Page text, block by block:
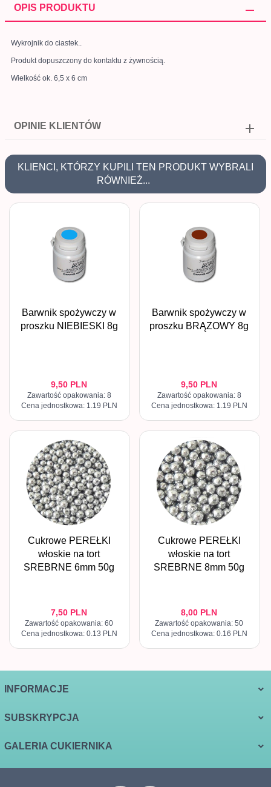
OPIS PRODUKTU
Wykrojnik do ciastek..
Produkt dopuszczony do kontaktu z żywnością.
Wielkość ok. 6,5 x 6 cm
OPINIE KLIENTÓW
KLIENCI, KTÓRZY KUPILI TEN PRODUKT WYBRALI
RÓWNIEŻ...
Barwnik spożywczy w
proszku NIEBIESKI 8g
9,50 PLN
Zawartość opakowania: 8
Cena jednostkowa: 1.19 PLN
Barwnik spożywczy w
proszku BRĄZOWY 8g
9,50 PLN
Zawartość opakowania: 8
Cena jednostkowa: 1.19 PLN
Cukrowe PEREŁKI
włoskie na tort
SREBRNE 6mm 50g
7,50 PLN
Zawartość opakowania: 60
Cena jednostkowa: 0.13 PLN
Cukrowe PEREŁKI
włoskie na tort
SREBRNE 8mm 50g
8,00 PLN
Zawartość opakowania: 50
Cena jednostkowa: 0.16 PLN
INFORMACJE
SUBSKRYPCJA
GALERIA CUKIERNIKA